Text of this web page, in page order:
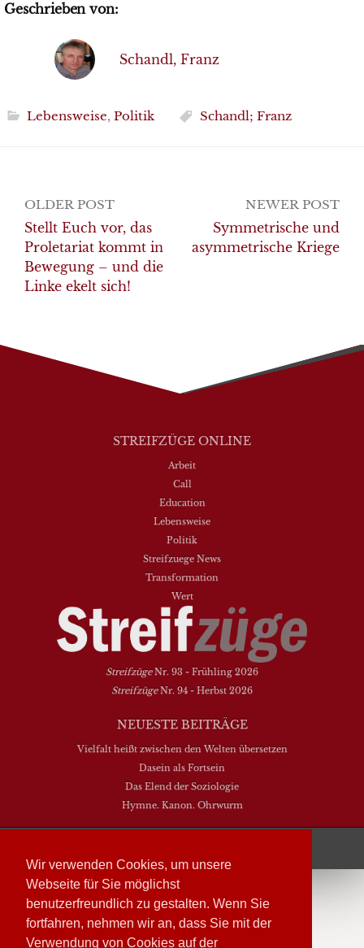
Wir verwenden Cookies, um unsere
Webseite für Sie möglichst
benutzerfreundlich zu gestalten. Wenn Sie
fortfahren, nehmen wir an, dass Sie mit der
Verwendung von Cookies auf der
Geschrieben von:
Schandl, Franz
Lebensweise, Politik Schandl; Franz
Post
navigation
OLDER POST
Stellt Euch vor, das
Proletariat kommt in
Bewegung – und die
Linke ekelt sich!
NEWER POST
Symmetrische und
asymmetrische Kriege
STREIFZÜGE ONLINE
Arbeit
Call
Education
Lebensweise
Politik
Streifzuege News
Transformation
Wert
StreifzügeNr. 93 - Frühling 2026
StreifzügeNr. 94 - Herbst 2026
NEUESTE BEITRÄGE
Vielfalt heißt zwischen den Welten übersetzen
Dasein als Fortsein
Das Elend der Soziologie
Hymne. Kanon. Ohrwurm